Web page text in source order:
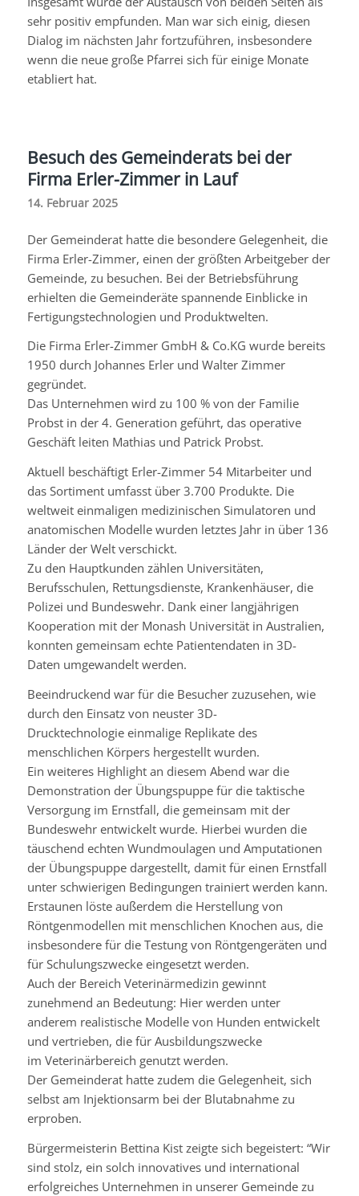
sehr positiv empfunden. Man war sich einig, diesen
Dialog im nächsten Jahr fortzuführen, insbesondere
wenn die neue große Pfarrei sich für einige Monate
etabliert hat.
Besuch des Gemeinderats bei der
Firma Erler-Zimmer in Lauf
14. Februar 2025
Der Gemeinderat hatte die besondere Gelegenheit, die
Firma Erler-Zimmer, einen der größten Arbeitgeber der
Gemeinde, zu besuchen. Bei der Betriebsführung
erhielten die Gemeinderäte spannende Einblicke in
Fertigungstechnologien und Produktwelten.
Die Firma Erler-Zimmer GmbH & Co.KG wurde bereits
1950 durch Johannes Erlerund Walter Zimmer
gegründet.
Das Unternehmen wird zu 100 % von der Familie
Probst in der 4. Generation geführt, das operative
Geschäft leiten Mathias und Patrick Probst.
Aktuell beschäftigt Erler-Zimmer 54 Mitarbeiter und
das Sortiment umfasst über 3.700 Produkte. Die
weltweit einmaligen medizinischen Simulatoren und
anatomischen Modelle wurden letztes Jahr in über 136
Länder der Welt verschickt.
Zu den Hauptkunden zählen Universitäten,
Berufsschulen, Rettungsdienste, Krankenhäuser, die
Polizei und Bundeswehr. Dank einer langjährigen
Kooperation mit der Monash Universität in Australien,
konnten gemeinsam echte Patientendaten in 3D-
Daten umgewandelt werden.
Beeindruckend war für die Besucher zuzusehen, wie
durch den Einsatz von neuster 3D-
Drucktechnologieeinmalige Replikatedes
menschlichen Körpers hergestellt wurden.
Ein weiteres Highlight an diesem Abend war die
Demonstration der Übungspuppe für die taktische
Versorgung im Ernstfall, die gemeinsam mit der
Bundeswehr entwickelt wurde. Hierbei wurden die
täuschend echten Wundmoulagen und Amputationen
der Übungspuppe dargestellt, damit für einen Ernstfall
unter schwierigen Bedingungen trainiert werden kann.
Erstaunen löste außerdem die Herstellung von
Röntgenmodellen mit menschlichen Knochen aus, die
insbesondere für die Testung von Röntgengeräten und
für Schulungszwecke eingesetzt werden.
Auch der Bereich Veterinärmedizin gewinnt
zunehmend an Bedeutung: Hier werden unter
anderem realistische Modelle von Hunden entwickelt
und vertrieben, die für Ausbildungszwecke
im Veterinärbereich genutzt werden.
Der Gemeinderat hatte zudem die Gelegenheit, sich
selbst am Injektionsarm bei der Blutabnahme zu
erproben.
Bürgermeisterin Bettina Kistzeigte sich begeistert: “Wir
sind stolz, ein solch innovatives und international
erfolgreiches Unternehmen in unserer Gemeinde zu